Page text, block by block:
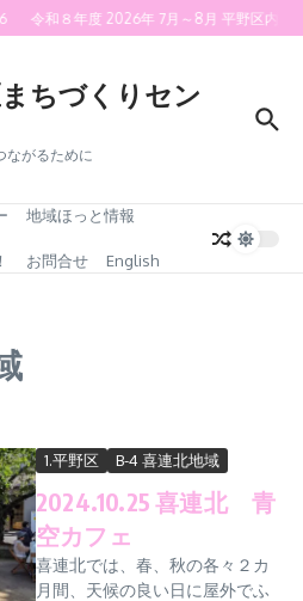
令和８年度 2026年 7月～8月 平野区内
ちづくりセン
ながるために
地域ほっと情報
お問合せ English
1.平野区 B-4 喜連北地域
2024.10.25 喜連北 青
空カフェ
喜連北では、春、秋の各々２カ
月間、天候の良い日に屋外でふ